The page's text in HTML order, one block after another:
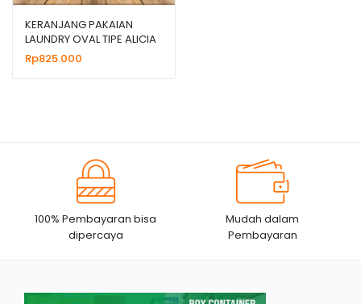
KERANJANG PAKAIAN
LAUNDRY OVAL TIPE ALICIA
KECIL COKLAT
Rp825.000
100% Pembayaran bisa
dipercaya
Mudah dalam
Pembayaran